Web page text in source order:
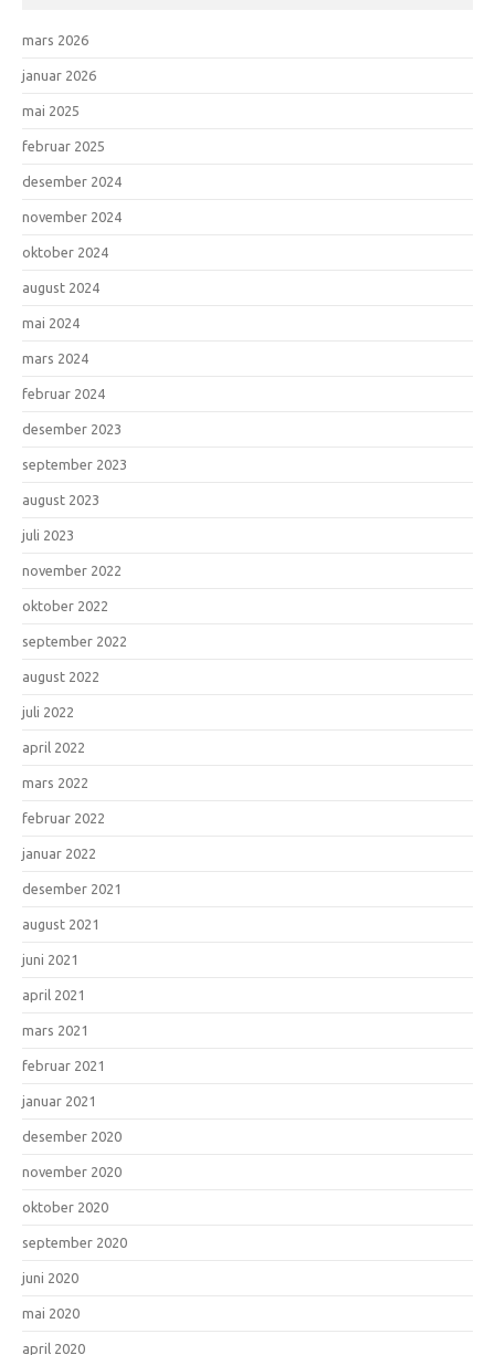
mars 2026
januar 2026
mai 2025
februar 2025
desember 2024
november 2024
oktober 2024
august 2024
mai 2024
mars 2024
februar 2024
desember 2023
september 2023
august 2023
juli 2023
november 2022
oktober 2022
september 2022
august 2022
juli 2022
april 2022
mars 2022
februar 2022
januar 2022
desember 2021
august 2021
juni 2021
april 2021
mars 2021
februar 2021
januar 2021
desember 2020
november 2020
oktober 2020
september 2020
juni 2020
mai 2020
april 2020